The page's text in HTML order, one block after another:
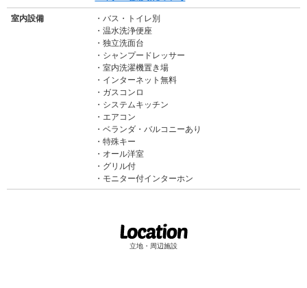
室内設備
バス・トイレ別
温水洗浄便座
独立洗面台
シャンプードレッサー
室内洗濯機置き場
インターネット無料
ガスコンロ
システムキッチン
エアコン
ベランダ・バルコニーあり
特殊キー
オール洋室
グリル付
モニター付インターホン
立地・周辺施設